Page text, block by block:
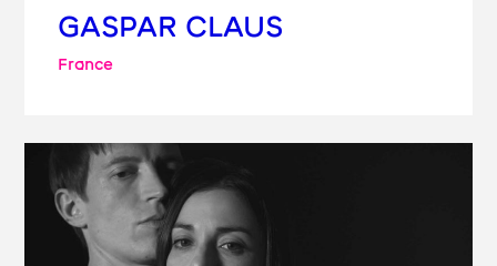
GASPAR CLAUS
France